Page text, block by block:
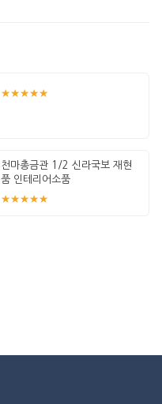
★★★★★
천마총금관 1/2 신라국보 재현
품 인테리어소품
★★★★★